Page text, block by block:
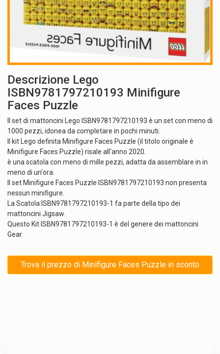
Descrizione Lego
ISBN9781797210193 Minifigure
Faces Puzzle
Il set di mattoncini Lego ISBN9781797210193 è un set con meno di
1000 pezzi, idonea da completare in pochi minuti.
Il kit Lego definita Minifigure Faces Puzzle (il titolo originale è
Minifigure Faces Puzzle) risale all'anno 2020.
è una scatola con meno di mille pezzi, adatta da assemblare in in
meno di un'ora.
Il set Minifigure Faces Puzzle ISBN9781797210193 non presenta
nessun minifigure.
La Scatola ISBN9781797210193-1 fa parte della tipo dei
mattoncini Jigsaw.
Questo Kit ISBN9781797210193-1 è del genere dei mattoncini
Gear.
Trova il prezzo di Minifigure Faces Puzzle in sconto